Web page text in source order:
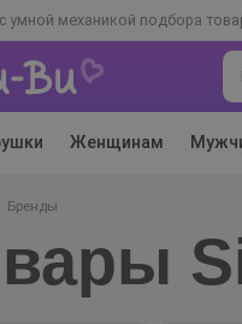
умной механикой подбора
Женщинам
Бренды